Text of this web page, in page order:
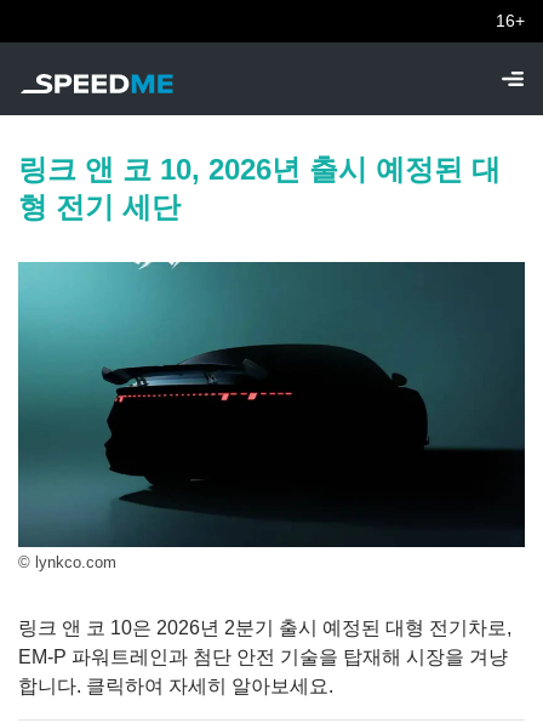
16+
링크 앤 코 10, 2026년 출시 예정된 대
형 전기 세단
© lynkco.com
링크 앤 코 10은 2026년 2분기 출시 예정된 대형 전기차로,
EM-P 파워트레인과 첨단 안전 기술을 탑재해 시장을 겨냥
합니다. 클릭하여 자세히 알아보세요.